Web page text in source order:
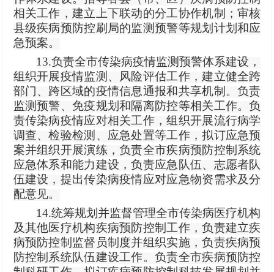
相关工作，建立上下联动的分工协作机制；审核
县级疾病预防控刷局的监测预警等规划计划和应
急预案。
13.负责全市传染病疫情监测预警体系建设，
组织开展疫情监测、风险评估工作，建立健全跨
部门、跨区域的疫情信息通报和共享机制。负责
监测预警、免疫规划和隔离防控等相关工作。负
责传染病疫情应对相关工作，组织开展流行病学
调查、检验检测、应急处置等工作，拟订应急预
案并组织开展演练，负责全市疾病预防控制系统
应急体系和能力建设，负责应急队伍、志愿者队
伍建设，提出传染病疫情应对应急物资需求及分
配意见。
14.统筹规划并监督管理全市传染病医疗机构
及其他医疗机构疾病预防控制工作，负责建立疾
病预防控制监督员制度并组织实施，负责疾病预
防控制系统队伍建设工作。负责全市疾病预防控